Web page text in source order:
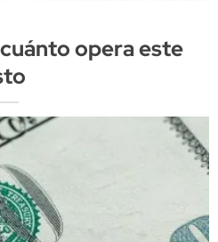
opera este